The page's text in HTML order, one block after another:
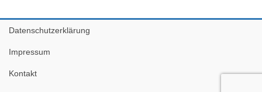
Datenschutzerklärung
Impressum
Kontakt